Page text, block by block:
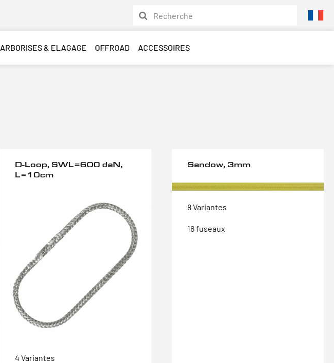
ARBORISES & ELAGAGE OFFROAD ACCESSOIRES
D-Loop, SWL=600 daN,
L=10cm
4 Variantes
Sandow, 3mm
8 Variantes
16 fuseaux